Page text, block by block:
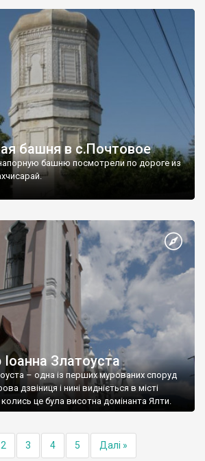
башня в с.Почтовое
башню посмотрели по дороге из
Златоуста
– одна із перших мурованих споруд
дзвіниця і нині видніється в місті
це була висотна домінанта Ялти.
2 3 4 5 Далі »